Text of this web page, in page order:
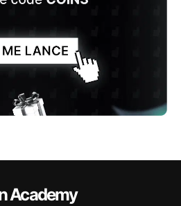
Academy